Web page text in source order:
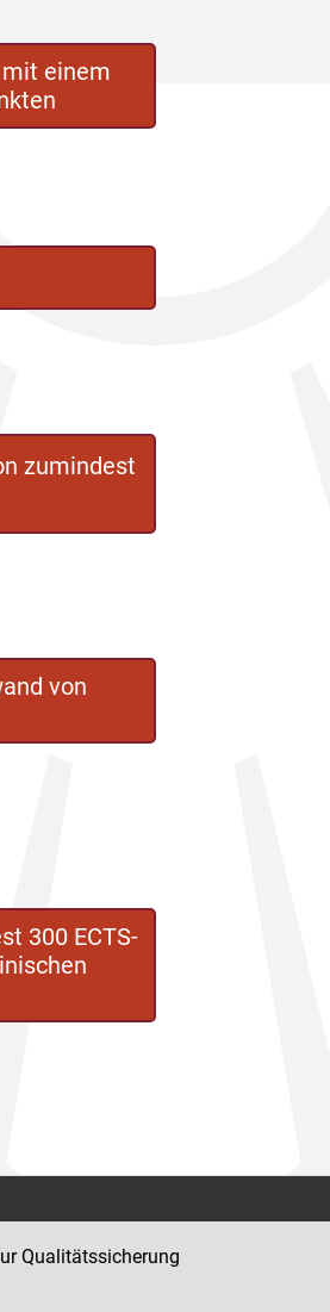
einem
zumindest
von
300 ECTS-
Qualitätssicherung